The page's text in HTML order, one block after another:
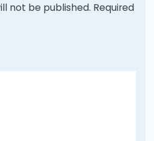
not be published. Required